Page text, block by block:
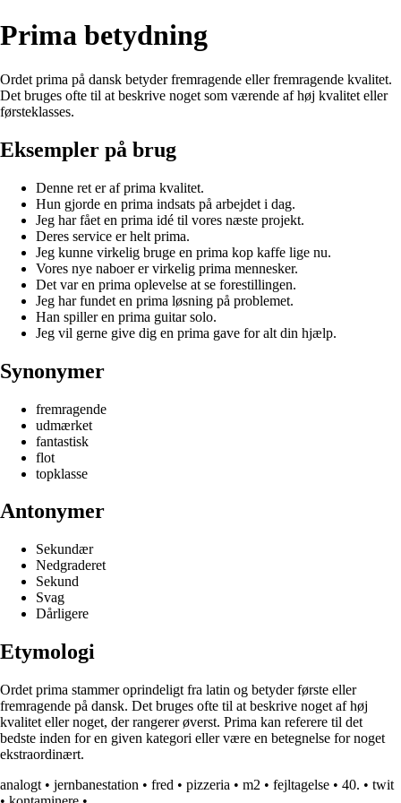
Prima betydning
Ordet prima på dansk betyder fremragende eller fremragende kvalitet.
Det bruges ofte til at beskrive noget som værende af høj kvalitet eller
førsteklasses.
Eksempler på brug
Denne ret er af prima kvalitet.
Hun gjorde en prima indsats på arbejdet i dag.
Jeg har fået en prima idé til vores næste projekt.
Deres service er helt prima.
Jeg kunne virkelig bruge en prima kop kaffe lige nu.
Vores nye naboer er virkelig prima mennesker.
Det var en prima oplevelse at se forestillingen.
Jeg har fundet en prima løsning på problemet.
Han spiller en prima guitar solo.
Jeg vil gerne give dig en prima gave for alt din hjælp.
Synonymer
fremragende
udmærket
fantastisk
flot
topklasse
Antonymer
Sekundær
Nedgraderet
Sekund
Svag
Dårligere
Etymologi
Ordet prima stammer oprindeligt fra latin og betyder første eller
fremragende på dansk. Det bruges ofte til at beskrive noget af høj
kvalitet eller noget, der rangerer øverst. Prima kan referere til det
bedste inden for en given kategori eller være en betegnelse for noget
ekstraordinært.
analogt • jernbanestation • fred • pizzeria • m2 • fejltagelse • 40. • twit